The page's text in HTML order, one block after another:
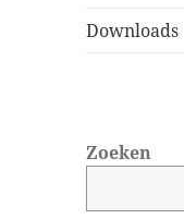
Downloads
Zoeken